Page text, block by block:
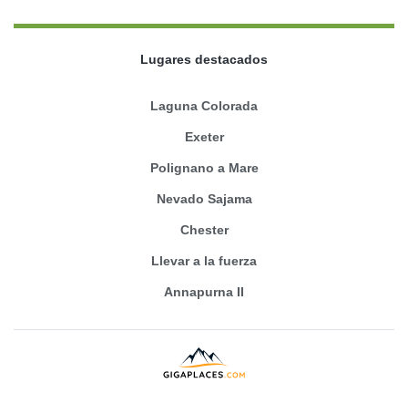
Lugares destacados
Laguna Colorada
Exeter
Polignano a Mare
Nevado Sajama
Chester
Llevar a la fuerza
Annapurna II